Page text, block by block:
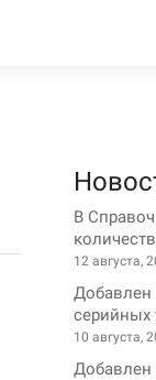
В
12 августа,
Добавлен
серийных
10 августа,
Добавлен